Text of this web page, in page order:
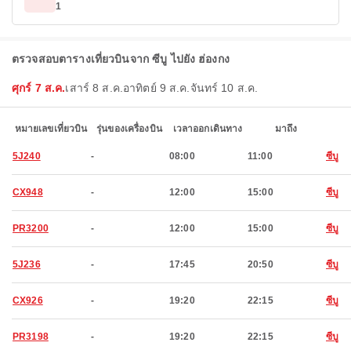
1
ตรวจสอบตารางเที่ยวบินจาก ซีบู ไปยัง ฮ่องกง
ศุกร์ 7 ส.ค.เสาร์ 8 ส.ค. อาทิตย์ 9 ส.ค. จันทร์ 10 ส.ค.
หมายเลขเที่ยวบิน รุ่นของเครื่องบิน เวลาออกเดินทาง มาถึง
5J240 - 08:00 11:00 ซีบู
CX948 - 12:00 15:00 ซีบู
PR3200 - 12:00 15:00 ซีบู
5J236 - 17:45 20:50 ซีบู
CX926 - 19:20 22:15 ซีบู
PR3198 - 19:20 22:15 ซีบู